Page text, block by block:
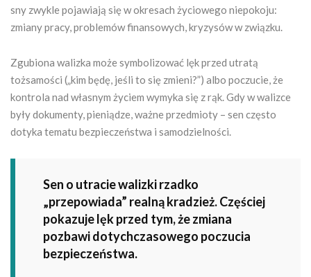
sny zwykle pojawiają się w okresach życiowego niepokoju:
zmiany pracy, problemów finansowych, kryzysów w związku.
Zgubiona walizka może symbolizować lęk przed utratą
tożsamości („kim będę, jeśli to się zmieni?”) albo poczucie, że
kontrola nad własnym życiem wymyka się z rąk. Gdy w walizce
były dokumenty, pieniądze, ważne przedmioty – sen często
dotyka tematu bezpieczeństwa i samodzielności.
Sen o utracie walizki rzadko
„przepowiada” realną kradzież. Częściej
pokazuje lęk przed tym, że zmiana
pozbawi dotychczasowego poczucia
bezpieczeństwa.